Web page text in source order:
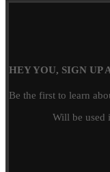
HEY YOU, SIGN UP
Be the first to learn
Will be used